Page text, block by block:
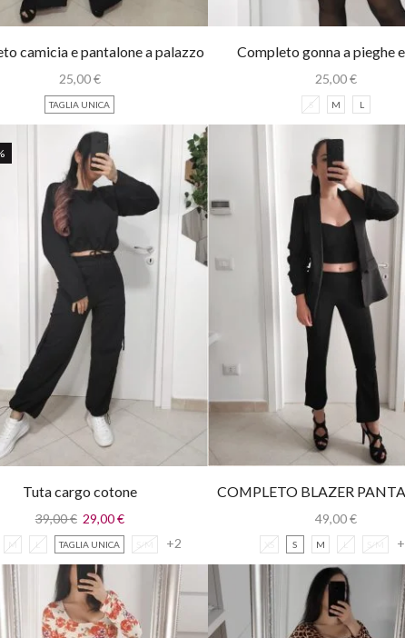
camicia e pantalone a palazzo
25,00€
TAGLIA UNICA
Completo gonna a pieghe
25,00€
S M L
Tuta cargo cotone
39,00€ 29,00€
M L TAGLIA UNICA S/M +2
COMPLETO BLAZER
TOP
49,00€
XS S M L S/M